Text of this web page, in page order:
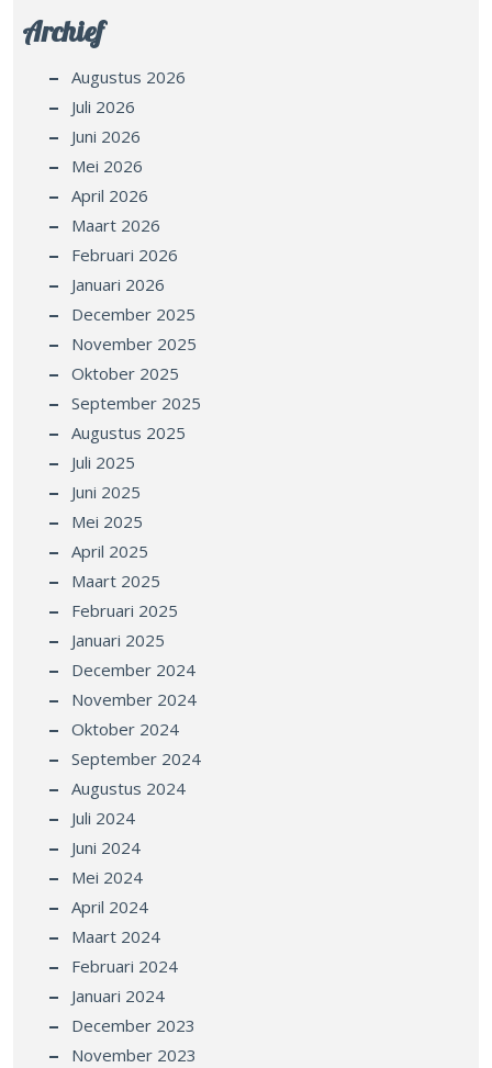
Archief
Augustus 2026
Juli 2026
Juni 2026
Mei 2026
April 2026
Maart 2026
Februari 2026
Januari 2026
December 2025
November 2025
Oktober 2025
September 2025
Augustus 2025
Juli 2025
Juni 2025
Mei 2025
April 2025
Maart 2025
Februari 2025
Januari 2025
December 2024
November 2024
Oktober 2024
September 2024
Augustus 2024
Juli 2024
Juni 2024
Mei 2024
April 2024
Maart 2024
Februari 2024
Januari 2024
December 2023
November 2023